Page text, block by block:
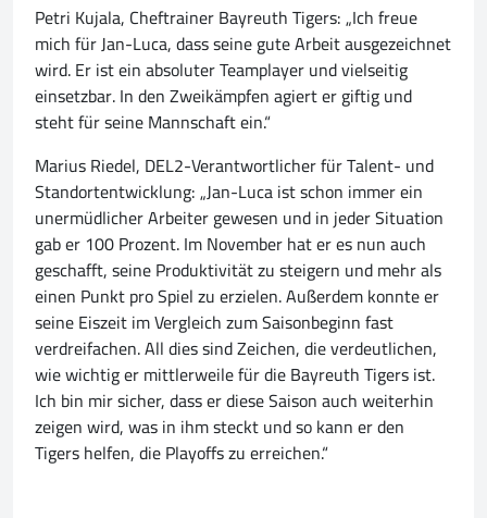
Petri Kujala, Cheftrainer Bayreuth Tigers: „Ich freue
mich für Jan-Luca, dass seine gute Arbeit ausgezeichnet
wird. Er ist ein absoluter Teamplayer und vielseitig
einsetzbar. In den Zweikämpfen agiert er giftig und
steht für seine Mannschaft ein.“
Marius Riedel, DEL2-Verantwortlicher für Talent- und
Standortentwicklung: „Jan-Luca ist schon immer ein
unermüdlicher Arbeiter gewesen und in jeder Situation
gab er 100 Prozent. Im November hat er es nun auch
geschafft, seine Produktivität zu steigern und mehr als
einen Punkt pro Spiel zu erzielen. Außerdem konnte er
seine Eiszeit im Vergleich zum Saisonbeginn fast
verdreifachen. All dies sind Zeichen, die verdeutlichen,
wie wichtig er mittlerweile für die Bayreuth Tigers ist.
Ich bin mir sicher, dass er diese Saison auch weiterhin
zeigen wird, was in ihm steckt und so kann er den
Tigers helfen, die Playoffs zu erreichen.“